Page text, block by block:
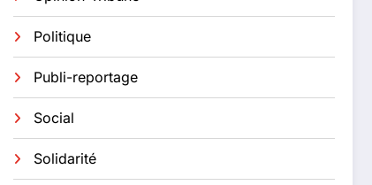
Politique
Publi-reportage
Social
Solidarité